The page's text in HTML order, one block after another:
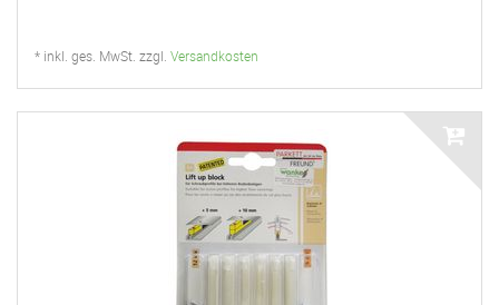
* inkl. ges. MwSt. zzgl. Versandkosten